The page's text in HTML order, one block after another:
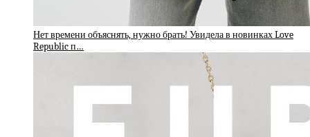
Нет времени объяснять, нужно брать! Увидела в новинках Love
Republic п…